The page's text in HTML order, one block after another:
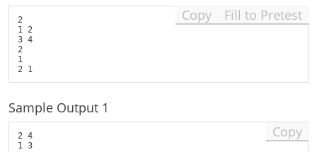
2
1 2
3 4
2
1
Copy Fill to Pretest
Sample Output 1
2 4
1 3
Copy